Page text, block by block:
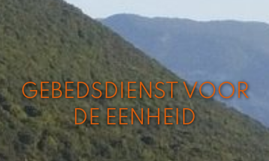
GEBEDSDIENST VOOR
DE EENHEID